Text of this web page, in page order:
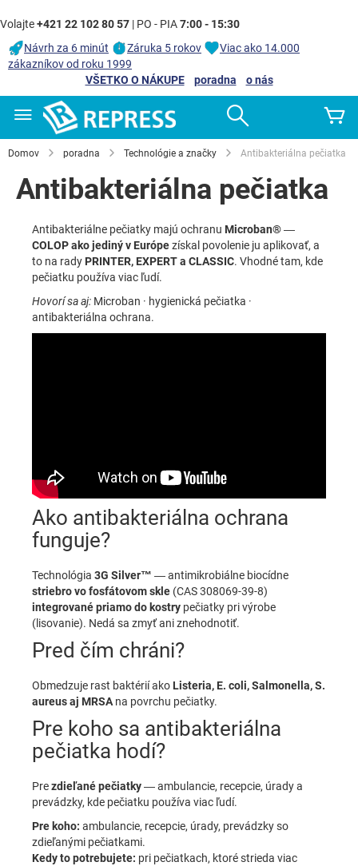
Volajte+421 22 102 80 57 | PO - PIA7:00 - 15:30
Návrh za 6 minút
Záruka 5 rokov
Viac ako 14.000
zákazníkov od roku 1999
VŠETKO O NÁKUPE
poradna
o nás
Domov poradna Technológie a značky Antibakteriálna pečiatka
Antibakteriálna pečiatka
Antibakteriálne pečiatky majú ochranu Microban®—
COLOP ako jediný v Európezískal povolenie ju aplikovať, a
to na rady PRINTER, EXPERT a CLASSIC. Vhodné tam, kde
pečiatku používa viac ľudí.
Hovorí sa aj: Microban · hygienická pečiatka ·
antibakteriálna ochrana.
Ako antibakteriálna ochrana
funguje?
Technológia 3G Silver™ — antimikrobiálne biocídne
striebro vo fosfátovom skle (CAS 308069-39-8)
integrované priamo do kostry pečiatky pri výrobe
(lisovanie). Nedá sa zmyť ani znehodnotiť.
Pred čím chráni?
Obmedzuje rast baktérií ako Listeria, E. coli, Salmonella, S.
aureus aj MRSA na povrchu pečiatky.
Pre koho sa antibakteriálna
pečiatka hodí?
Prezdieľané pečiatky— ambulancie, recepcie, úrady a
prevádzky, kde pečiatku používa viac ľudí.
Pre koho: ambulancie, recepcie, úrady, prevádzky so
zdieľanými pečiatkami.
Kedy to potrebujete: pri pečiatkach, ktoré strieda viac